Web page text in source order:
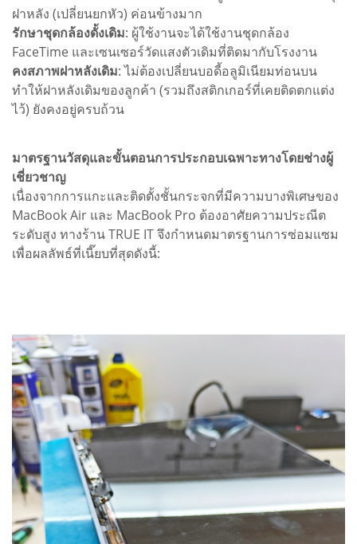
ฝาหลัง (เปลี่ยนยกหัว) ค่อนข้างมาก
รักษาชุดกล้องดั้งเดิม: ผู้ใช้งานจะได้ใช้งานชุดกล้อง
FaceTime และเซนเซอร์วัดแสงตัวเดิมที่ติดมากับโรงงาน
คงสภาพฝาหลังเดิม: ไม่ต้องเปลี่ยนบอดี้อลูมิเนียมท่อนบน
ทำให้ฝาหลังเดิมของลูกค้า (รวมถึงสติกเกอร์ที่เคยติดตกแต่ง
ไว้) ยังคงอยู่ครบถ้วน
มาตรฐานวัสดุและขั้นตอนการประกอบเฉพาะทางโดยช่างผู้
เชี่ยวชาญ
เนื่องจากการแกะและติดตั้งชั้นกระจกที่มีความบางพิเศษของ
MacBook Air และ MacBook Pro ต้องอาศัยความประณีต
ระดับสูง ทางร้าน TRUE IT จึงกำหนดมาตรฐานการซ่อมแซม
เพื่อผลลัพธ์ที่เนี๊ยบที่สุดดังนี้: